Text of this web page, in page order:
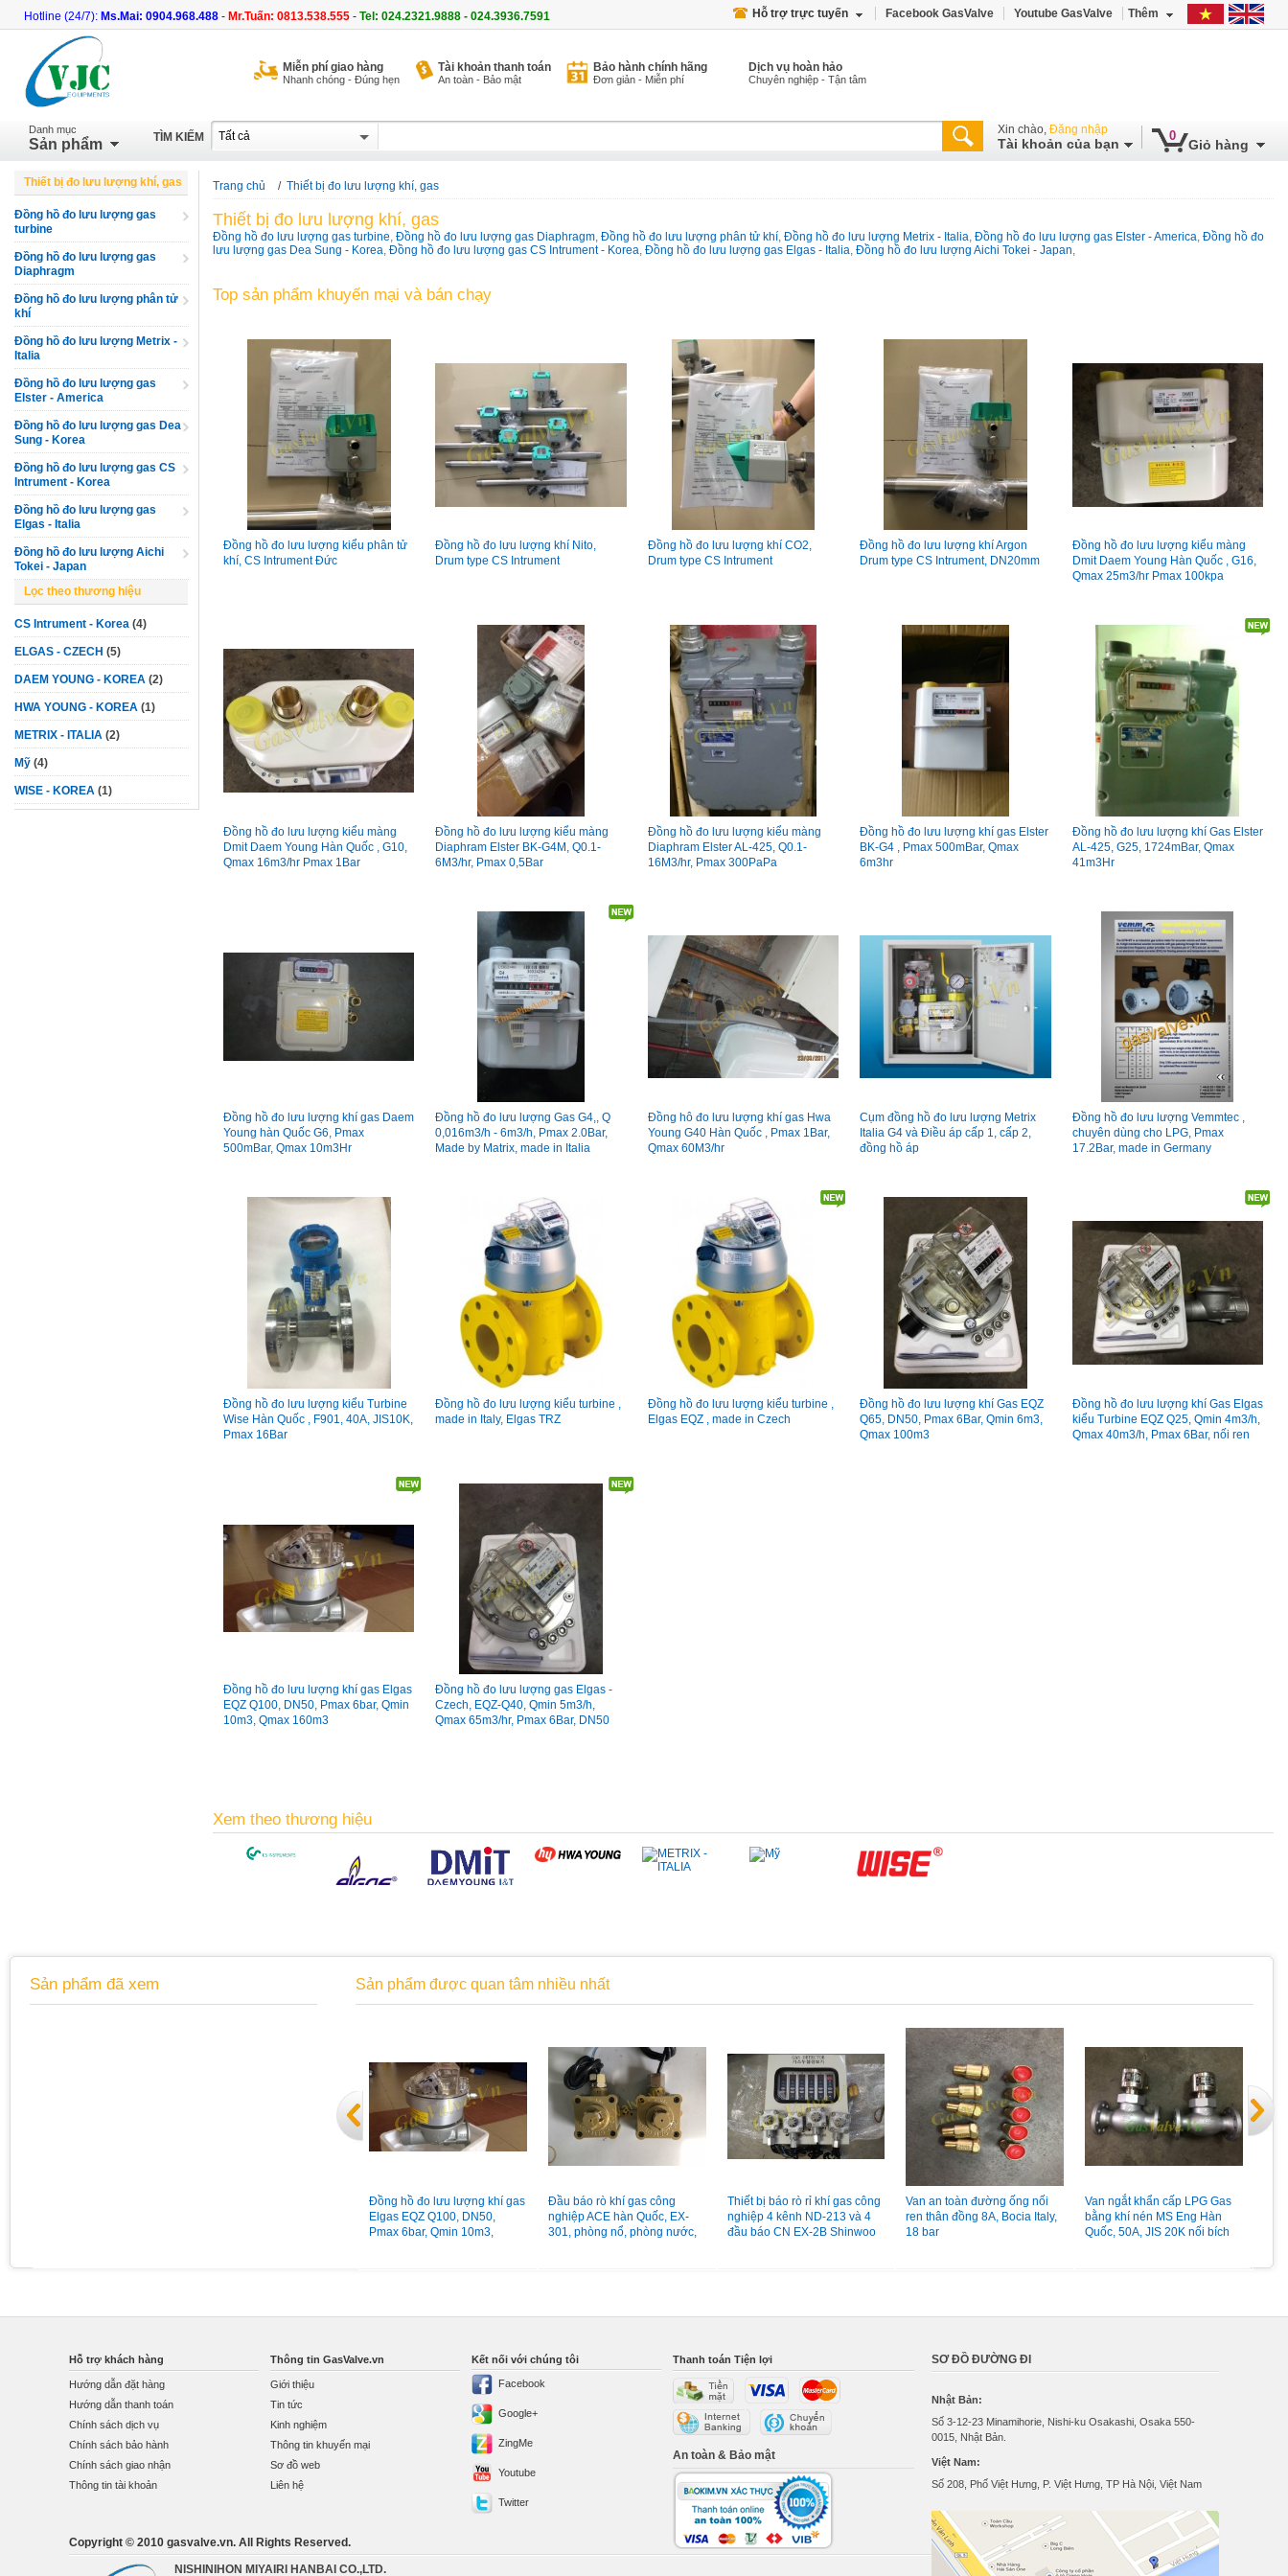
Hotline (24/7): Ms.Mai: 0904.968.488 - Mr.Tuấn: 0813.538.555 - Tel: 024.2321.9888 - 024.3936.7591 Hỗ trợ trực tuyến Facebook GasValve Youtube GasValve Thêm
Miễn phí giao hàng
Nhanh chóng - Đúng hẹn
Tài khoản thanh toán
An toàn - Bảo mật
Bảo hành chính hãng
Đơn giản - Miễn phí
Dịch vụ hoàn hảo
Chuyên nghiệp - Tận tâm
TÌM KIẾM
Danh mục
Sản phẩm
Xin chào, Đăng nhập
Tài khoản của bạn
0
Giỏ hàng
Thiết bị đo lưu lượng khí, gas
Đồng hồ đo lưu lượng gas
turbine
Đồng hồ đo lưu lượng gas
Diaphragm
Đồng hồ đo lưu lượng phân tử
khí
Đồng hồ đo lưu lượng Metrix -
Italia
Đồng hồ đo lưu lượng gas
Elster - America
Đồng hồ đo lưu lượng gas Dea
Sung - Korea
Đồng hồ đo lưu lượng gas CS
Intrument - Korea
Đồng hồ đo lưu lượng gas
Elgas - Italia
Đồng hồ đo lưu lượng Aichi
Tokei - Japan
Lọc theo thương hiệu
CS Intrument - Korea (4)
ELGAS - CZECH (5)
DAEM YOUNG - KOREA (2)
HWA YOUNG - KOREA (1)
METRIX - ITALIA (2)
Mỹ (4)
WISE - KOREA (1)
Trang chủ / Thiết bị đo lưu lượng khí, gas
Thiết bị đo lưu lượng khí, gas
Đồng hồ đo lưu lượng gas turbine, Đồng hồ đo lưu lượng gas Diaphragm, Đồng hồ đo lưu lượng phân tử khí, Đồng hồ đo lưu lượng Metrix - Italia, Đồng hồ đo lưu lượng gas Elster - America, Đồng hồ đo
lưu lượng gas Dea Sung - Korea, Đồng hồ đo lưu lượng gas CS Intrument - Korea, Đồng hồ đo lưu lượng gas Elgas - Italia, Đồng hồ đo lưu lượng Aichi Tokei - Japan,
Top sản phẩm khuyến mại và bán chạy
Đồng hồ đo lưu lượng kiểu phân tử
khí, CS Intrument Đức
Đồng hồ đo lưu lượng khí Nito,
Drum type CS Intrument
Đồng hồ đo lưu lượng khí CO2,
Drum type CS Intrument
Đồng hồ đo lưu lượng khí Argon
Drum type CS Intrument, DN20mm
Đồng hồ đo lưu lượng kiểu màng
Dmit Daem Young Hàn Quốc , G16,
Qmax 25m3/hr Pmax 100kpa
Đồng hồ đo lưu lượng kiểu màng
Dmit Daem Young Hàn Quốc , G10,
Qmax 16m3/hr Pmax 1Bar
Đồng hồ đo lưu lượng kiểu màng
Diaphram Elster BK-G4M, Q0.1-
6M3/hr, Pmax 0,5Bar
Đồng hồ đo lưu lượng kiểu màng
Diaphram Elster AL-425, Q0.1-
16M3/hr, Pmax 300PaPa
Đồng hồ đo lưu lượng khí gas Elster
BK-G4 , Pmax 500mBar, Qmax
6m3hr
Đồng hồ đo lưu lượng khí Gas Elster
AL-425, G25, 1724mBar, Qmax
41m3Hr
Đồng hồ đo lưu lượng khí gas Daem
Young hàn Quốc G6, Pmax
500mBar, Qmax 10m3Hr
Đồng hồ đo lưu lượng Gas G4,, Q
0,016m3/h - 6m3/h, Pmax 2.0Bar,
Made by Matrix, made in Italia
Đồng hô đo lưu lượng khí gas Hwa
Young G40 Hàn Quốc , Pmax 1Bar,
Qmax 60M3/hr
Cụm đồng hồ đo lưu lượng Metrix
Italia G4 và Điều áp cấp 1, cấp 2,
đồng hồ áp
Đồng hồ đo lưu lượng Vemmtec ,
chuyên dùng cho LPG, Pmax
17.2Bar, made in Germany
Đồng hồ đo lưu lượng kiểu Turbine
Wise Hàn Quốc , F901, 40A, JIS10K,
Pmax 16Bar
Đồng hồ đo lưu lượng kiểu turbine ,
made in Italy, Elgas TRZ
Đồng hồ đo lưu lượng kiểu turbine ,
Elgas EQZ , made in Czech
Đồng hồ đo lưu lượng khí Gas EQZ
Q65, DN50, Pmax 6Bar, Qmin 6m3,
Qmax 100m3
Đồng hồ đo lưu lượng khí Gas Elgas
kiểu Turbine EQZ Q25, Qmin 4m3/h,
Qmax 40m3/h, Pmax 6Bar, nối ren
Đồng hồ đo lưu lượng khí gas Elgas
EQZ Q100, DN50, Pmax 6bar, Qmin
10m3, Qmax 160m3
Đồng hồ đo lưu lượng gas Elgas -
Czech, EQZ-Q40, Qmin 5m3/h,
Qmax 65m3/hr, Pmax 6Bar, DN50
Xem theo thương hiệu
Sản phẩm đã xem Sản phẩm được quan tâm nhiều nhất
Đồng hồ đo lưu lượng khí gas
Elgas EQZ Q100, DN50,
Pmax 6bar, Qmin 10m3,
Đầu báo rò khí gas công
nghiệp ACE hàn Quốc, EX-
301, phòng nổ, phòng nước,
Thiết bị báo rò rỉ khí gas công
nghiệp 4 kênh ND-213 và 4
đầu báo CN EX-2B Shinwoo
Van an toàn đường ống nối
ren thân đồng 8A, Bocia Italy,
18 bar
Van ngắt khẩn cấp LPG Gas
bằng khí nén MS Eng Hàn
Quốc, 50A, JIS 20K nối bích
Hỗ trợ khách hàng
Hướng dẫn đặt hàng
Hướng dẫn thanh toán
Chính sách dịch vụ
Chính sách bảo hành
Chính sách giao nhận
Thông tin tài khoản
Thông tin GasValve.vn
Giới thiệu
Tin tức
Kinh nghiệm
Thông tin khuyến mại
Sơ đồ web
Liên hệ
Kết nối với chúng tôi
Facebook
Google+
ZingMe
Youtube
Twitter
Thanh toán Tiện lợi
An toàn & Bảo mật
Copyright © 2010 gasvalve.vn. All Rights Reserved.
NISHINIHON MIYAIRI HANBAI CO.,LTD.
SƠ ĐỒ ĐƯỜNG ĐI
Nhật Bản:
Số 3-12-23 Minamihorie, Nishi-ku Osakashi, Osaka 550-
0015, Nhật Bản.
Việt Nam:
Số 208, Phố Việt Hưng, P. Việt Hưng, TP Hà Nội, Việt Nam